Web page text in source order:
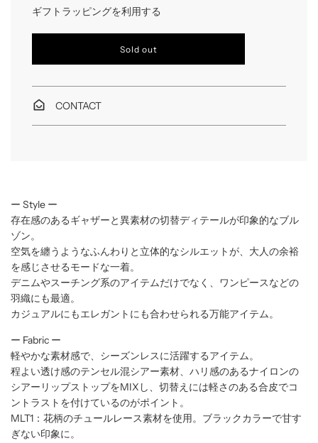
ギフトラッピングを利用する
l
d
Sold out
CONTACT
ー Style ー
存在感のあるギャザーと異素材の切替ディテールが印象的なブル
ゾン。
空気を纏うようなふんわりと立体的なシルエットが、大人の余裕
を感じさせるモードな一着。
デニムやスーチング系のアイテムだけでなく、ワンピースなどの
羽織にも最適。
カジュアルにもエレガントにも合わせられる万能アイテム。
ー Fabric ー
軽やかな素材感で、シーズンレスに活躍するアイテム。
程よい透け感のテンセル混シアー素材、ハリ感のあるナイロンの
シアーリップストップをMIXし、切替えには軽さのある合皮でコ
ントラストを付けているのがポイント。
MLT1：花柄のチュールレース素材を使用。ブラックカラーで甘す
ぎない印象に。